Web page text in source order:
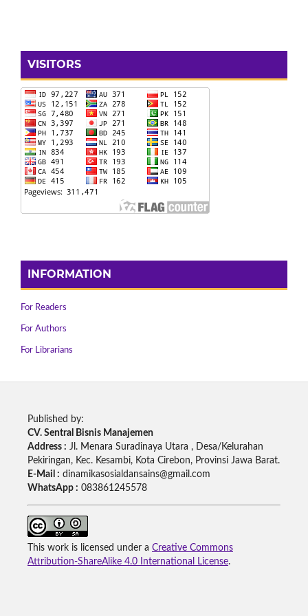
VISITORS
INFORMATION
For Readers
For Authors
For Librarians
Published by:
CV. Sentral Bisnis Manajemen
Address : Jl. Menara Suradinaya Utara , Desa/Kelurahan
Pekiringan, Kec. Kesambi, Kota Cirebon, Provinsi Jawa Barat.
E-Mail : dinamikasosialdansains@gmail.com
WhatsApp : 083861245578
This work is licensed under a Creative Commons
Attribution-ShareAlike 4.0 International License.